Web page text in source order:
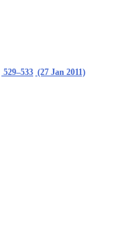
529–533 (27 Jan 2011)